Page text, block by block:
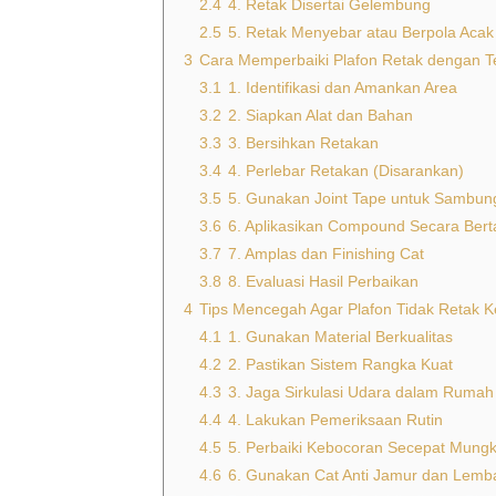
2.4 4. Retak Disertai Gelembung
2.5 5. Retak Menyebar atau Berpola Acak
3 Cara Memperbaiki Plafon Retak dengan
3.1
1. Identifikasi dan Amankan Area
3.2 2. Siapkan Alat dan Bahan
3.3 3. Bersihkan Retakan
3.4 4. Perlebar Retakan (Disarankan)
3.5 5. Gunakan Joint Tape untuk
3.6 6. Aplikasikan Compound Secara
3.7 7. Amplas dan Finishing Cat
3.8 8. Evaluasi Hasil Perbaikan
4 Tips Mencegah Agar Plafon Tidak Retak
4.1
1. Gunakan Material Berkualitas
4.2 2. Pastikan Sistem Rangka Kuat
4.3 3. Jaga Sirkulasi Udara dalam Rumah
4.4 4. Lakukan Pemeriksaan Rutin
4.5 5. Perbaiki Kebocoran Secepat
4.6 6. Gunakan Cat Anti Jamur dan